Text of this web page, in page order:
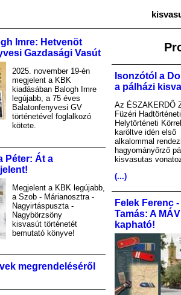
Imre: Hetvenöt
Gazdasági Vasút
2025. november 19-én
megjelent a KBK
kiadásában Balogh Imre
legújabb, a 75 éves
Balatonfenyvesi GV
történetével foglalkozó
kötete.
Péter: Át a
Megjelent a KBK legújabb,
a Szob - Márianosztra -
Nagyirtáspuszta -
Nagybörzsöny
kisvasút történetét
bemutató könyve!
megrendeléséről
Isonzótól a
a pálházi
Az ÉSZAKERDŐ
Füzéri
Helytörténeti Körrel
karöltve idén első
alkalommal
hagyományőrző
kisvasutas
(...)
Felek Ferenc
Tamás: A
kapható!